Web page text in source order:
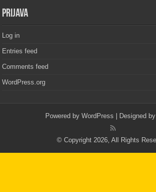
PRIJAVA
Log in
Entries feed
Comments feed
WordPress.org
Powered by WordPress | Designed by
© Copyright 2026, All Rights